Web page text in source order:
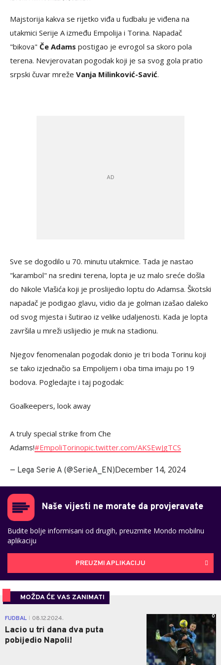
Majstorija kakva se rijetko viđa u fudbalu je viđena na
utakmici Serije A između Empolija i Torina. Napadač
"bikova" Če Adams postigao je evrogol sa skoro pola
terena. Nevjerovatan pogodak koji je sa svog gola pratio
srpski čuvar mreže Vanja Milinković-Savić.
Sve se dogodilo u 70. minutu utakmice. Tada je nastao
"karambol" na sredini terena, lopta je uz malo sreće došla
do Nikole Vlašića koji je proslijedio loptu do Adamsa. Škotski
napadač je podigao glavu, vidio da je golman izašao daleko
od svog mjesta i šutirao iz velike udaljenosti. Kada je lopta
završila u mreži uslijedio je muk na stadionu.
Njegov fenomenalan pogodak donio je tri boda Torinu koji
se tako izjednačio sa Empolijem i oba tima imaju po 19
bodova. Pogledajte i taj pogodak:
Goalkeepers, look away
A truly special strike from Che
Adams!#EmpoliTorinopic.twitter.com/AKSEwJgTCS
— Lega Serie A (@SerieA_EN)December 14, 2024
Naše vijesti ne morate da provjeravate
Budite bolje informisani od drugih, preuzmite Mondo mobilnu
aplikaciju
PREUZMI APLIKACIJU
MOŽDA ĆE VAS ZANIMATI
FUDBAL 08.12.2024.
Lacio u tri dana dva puta
pobijedio Napoli!
0